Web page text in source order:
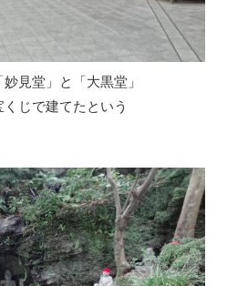
見堂」と「大黒堂」
じで建てたという